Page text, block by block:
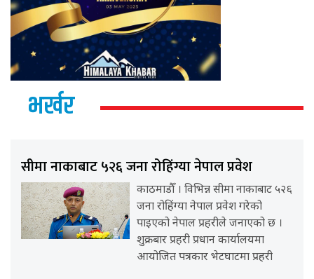
भर्खर
सीमा नाकाबाट ५२६ जना रोहिंग्या नेपाल प्रवेश
काठमाडौँ । विभिन्न सीमा नाकाबाट ५२६
जना रोहिंग्या नेपाल प्रवेश गरेको
पाइएको नेपाल प्रहरीले जनाएको छ ।
शुक्रबार प्रहरी प्रधान कार्यालयमा
आयोजित पत्रकार भेटघाटमा प्रहरी